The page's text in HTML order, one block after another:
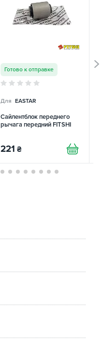
Готово к отправке
Для EASTAR
Сайлентблок переднего
рычага передний FITSHI
221 ₴